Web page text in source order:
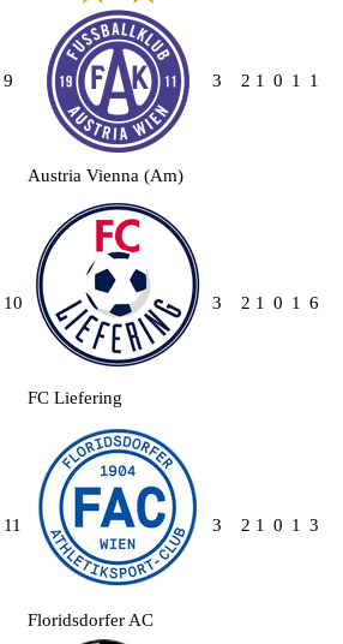
9
Austria Vienna (Am)
3 2 1 0 1 1
10
FC Liefering
3 2 1 0 1 6
11
Floridsdorfer AC
3 2 1 0 1 3